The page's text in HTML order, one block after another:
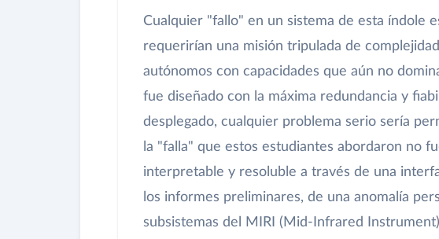
Cualquier "fallo" en un sistema de esta índole
requerirían una misión tripulada de
autónomos con capacidades que aún no
fue diseñado con la máxima redundancia y
desplegado, cualquier problema serio sería
la "falla" que estos estudiantes abordaron no
interpretable y resoluble a través de una
los informes preliminares, de una anomalía
subsistemas del MIRI (Mid-Infrared